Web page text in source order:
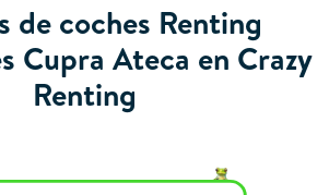
de coches Renting
Cupra Ateca en Crazy
Renting